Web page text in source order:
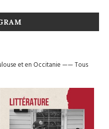
et en Occitanie——Tous